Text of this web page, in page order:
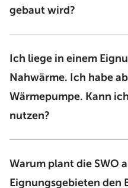
gebaut wird?
Ich liege in einem
Nahwärme. Ich habe
Wärmepumpe. Kann
nutzen?
Warum plant die SWO
Eignungsgebieten den